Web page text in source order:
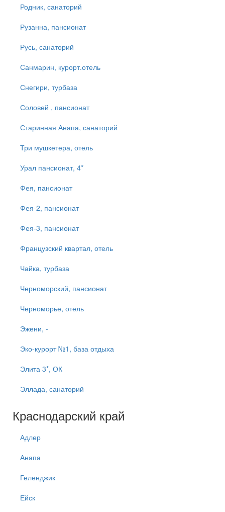
Родник, санаторий
Рузанна, пансионат
Русь, санаторий
Санмарин, курорт.отель
Снегири, турбаза
Соловей , пансионат
Старинная Анапа, санаторий
Три мушкетера, отель
Урал пансионат, 4*
Фея, пансионат
Фея-2, пансионат
Фея-3, пансионат
Французский квартал, отель
Чайка, турбаза
Черноморский, пансионат
Черноморье, отель
Эжени, -
Эко-курорт №1, база отдыха
Элита 3*, ОК
Эллада, санаторий
Краснодарский край
Адлер
Анапа
Геленджик
Ейск